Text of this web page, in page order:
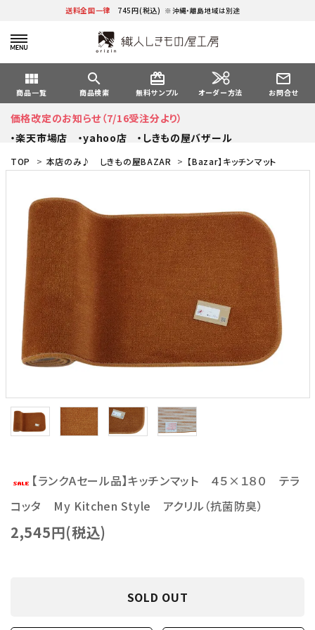
送料全国一律 745円(税込) ※沖縄・離島地域は別途
view_module
商品一覧
search
商品検索
card_giftcard
無料サンプル オーダー方法
mail_outline
お問合せ
価格改定のお知らせ（7/16受注分より）
・楽天市場店
・yahoo店 ・しきもの屋バザール
TOP > 本店のみ♪ しきもの屋BAZAR > 【Bazar】キッチンマット
【ランクAセール品】キッチンマット ４５×１８０ テラ
コッタ My Kitchen Style アクリル（抗菌防臭）
2,545円(税込)
SOLD OUT